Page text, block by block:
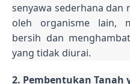
senyawa sederhana dan
oleh organisme lain,
bersih dan
yang tidak diurai.
2. Pembentukan Tanah